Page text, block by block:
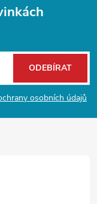
osobních údajů
ODEBÍRAT